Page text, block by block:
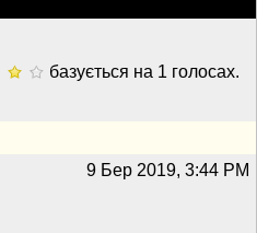
базується на 1 голосах.
9 Бер 2019, 3:44 PM